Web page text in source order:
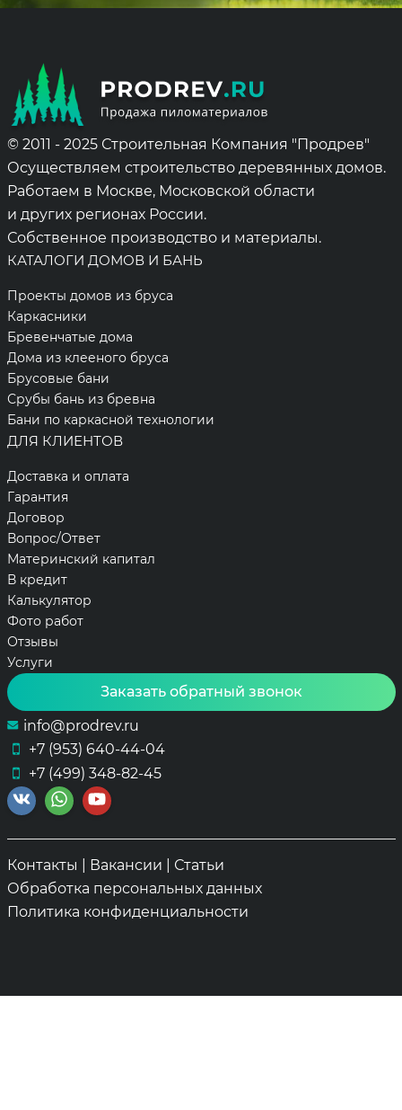
© 2011 - 2025 Строительная Компания "Продрев"
Осуществляем строительство деревянных домов.
Работаем в Москве, Московской области
и других регионах России.
Собственное производство и материалы.
КАТАЛОГИ ДОМОВ И БАНЬ
Проекты домов из бруса
Каркасники
Бревенчатые дома
Дома из клееного бруса
Брусовые бани
Срубы бань из бревна
Бани по каркасной технологии
ДЛЯ КЛИЕНТОВ
Доставка и оплата
Гарантия
Договор
Вопрос/Ответ
Материнский капитал
В кредит
Калькулятор
Фото работ
Отзывы
Услуги
Заказать обратный звонок
info@prodrev.ru
+7 (953) 640-44-04
+7 (499) 348-82-45
Контакты Вакансии
Статьи
Обработка персональных данных
Политика конфиденциальности